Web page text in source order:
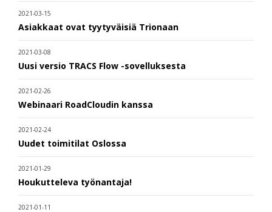
2021-03-15
Asiakkaat ovat tyytyväisiä Trionaan
2021-03-08
Uusi versio TRACS Flow -sovelluksesta
2021-02-26
Webinaari RoadCloudin kanssa
2021-02-24
Uudet toimitilat Oslossa
2021-01-29
Houkutteleva työnantaja!
2021-01-11